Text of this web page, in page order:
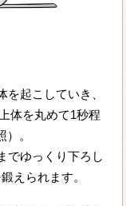
起こしていき、
体を丸めて1秒程
。
でゆっくり下ろし
えられます。